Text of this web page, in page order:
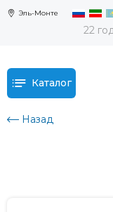
Эль-Монте
22
Каталог
Назад